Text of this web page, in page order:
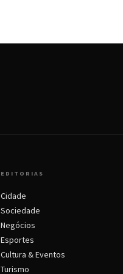
EDITORIAS
Cidade
Sociedade
Negócios
Esportes
Cultura & Eventos
Turismo